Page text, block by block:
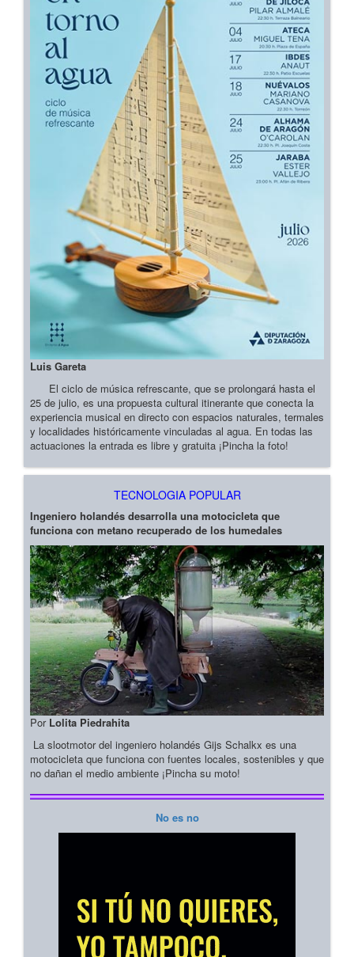
Luis Gareta
El ciclo de música refrescante, que se prolongará hasta el
25 de julio, es una propuesta cultural itinerante que conecta la
experiencia musical en directo con espacios naturales, termales
y localidades históricamente vinculadas al agua. En todas las
actuaciones la entrada es libre y gratuita ¡Pincha la foto!
TECNOLOGIA POPULAR
Ingeniero holandés desarrolla una motocicleta que
funciona con metano recuperado de los humedales
Por Lolita Piedrahita
La slootmotor del ingeniero holandés Gijs Schalkx es una
motocicleta que funciona con fuentes locales, sostenibles y que
no dañan el medio ambiente ¡Pincha su moto!
No es no